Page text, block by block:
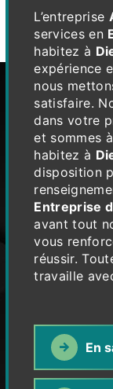
L’entreprise
services en
habitez à
expérience
nous
satisfaire.
dans votre
et sommes
habitez à
disposition
Entreprise
avant tout
vous
réussir.
travaille
En